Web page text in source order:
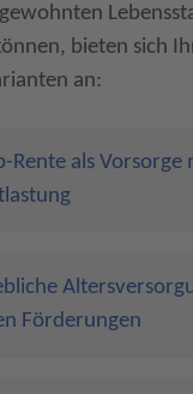
bieten sich
an:
Rente als Vorsorge
Förderungen